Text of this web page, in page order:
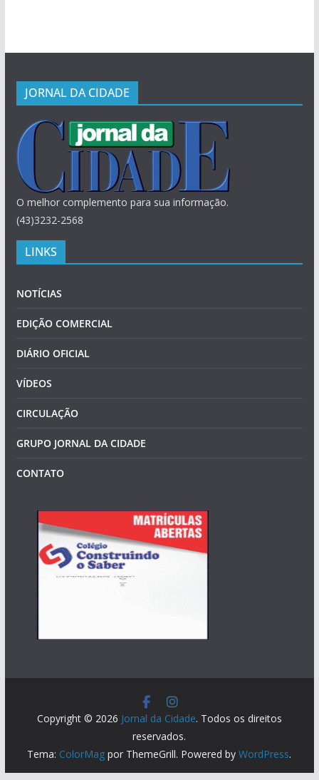
JORNAL DA CIDADE
O melhor complemento para sua informação.
(43)3232-2568
LINKS
NOTÍCIAS
EDIÇÃO COMERCIAL
DIÁRIO OFICIAL
VÍDEOS
CIRCULAÇÃO
GRUPO JORNAL DA CIDADE
CONTATO
Copyright © 2026 Jornal da Cidade. Todos os direitos
reservados.
Tema: ColorMag por ThemeGrill. Powered byWordPress.